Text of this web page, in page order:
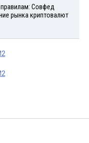
Совфед
рынка криптовалют